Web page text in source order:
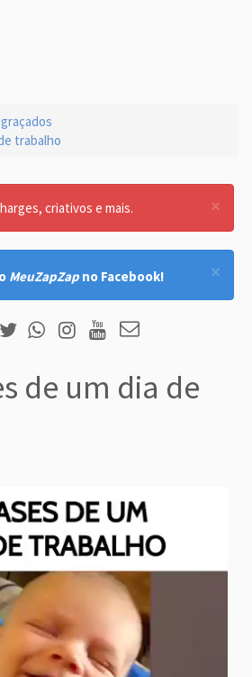
trabalho
×
criativos e mais.
×
MeuZapZap no Facebook!
de um dia de